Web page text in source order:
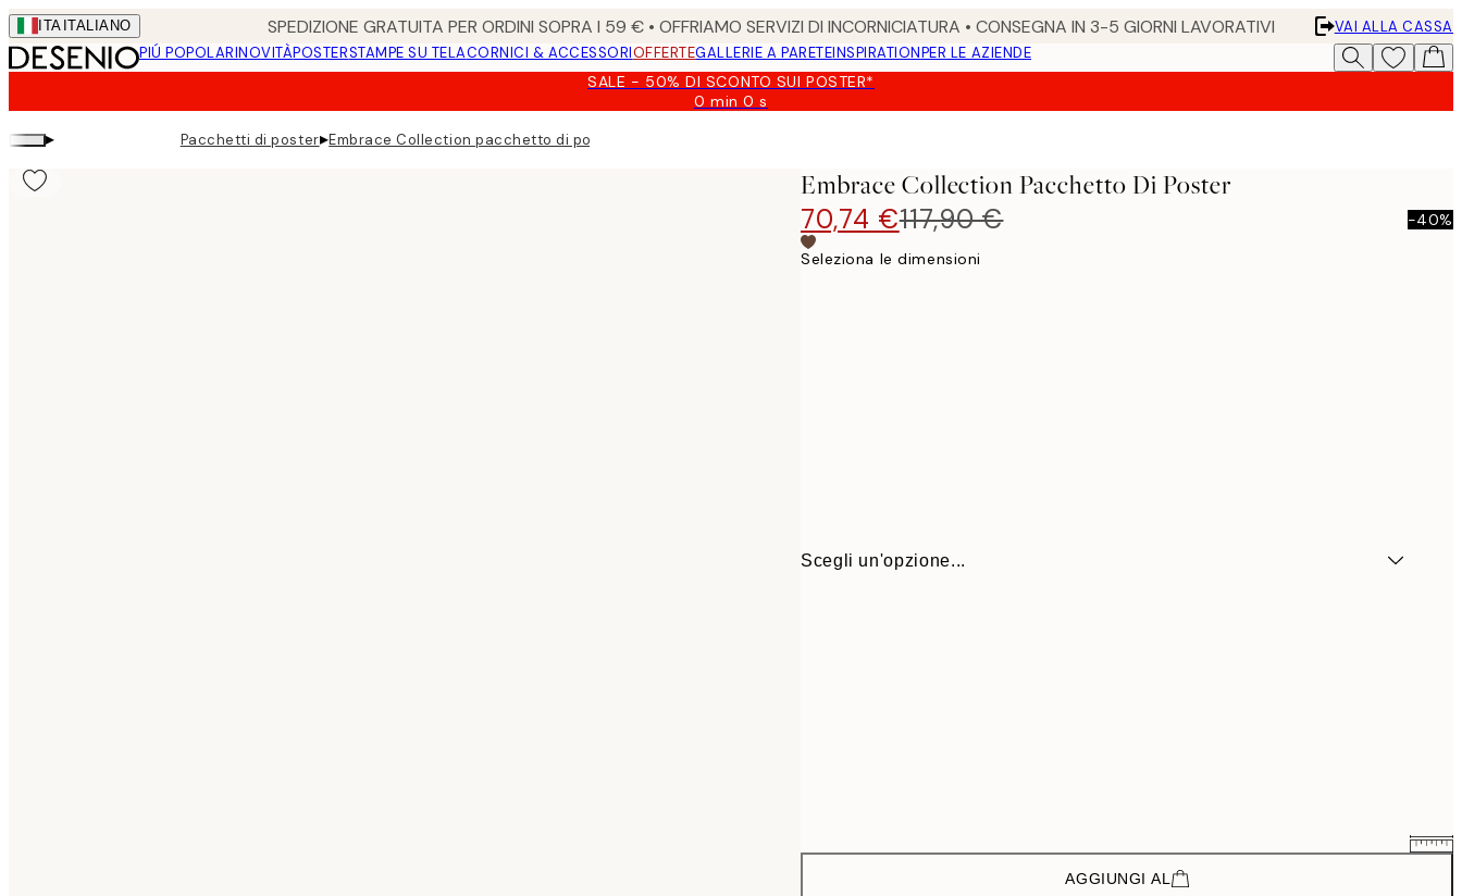
Skip
to
main
ITA ITALIANO SPEDIZIONE GRATUITA PER ORDINI SOPRA I 59 € • OFFRIAMO SERVIZI DI INCORNICIATURA • CONSEGNA IN 3-5 GIORNI LAVORATIVI
VAI ALLA CASSA
PIÚ POPOLARINOVITÀPOSTERSTAMPE SU TELACORNICI & ACCESSORIOFFERTEGALLERIE A PARETEINSPIRATIONPER LE AZIENDE
SALE - 50% DI SCONTO SUI POSTER*
0 min0 s
Valido
▸ Pacchetti di poster▸Embrace Collection pacchetto di poster
Embrace Collection Pacchetto Di Poster
70,74 €117,90 € -40%
Seleziona le dimensioni
Scegli un'opzione...
AGGIUNGI AL